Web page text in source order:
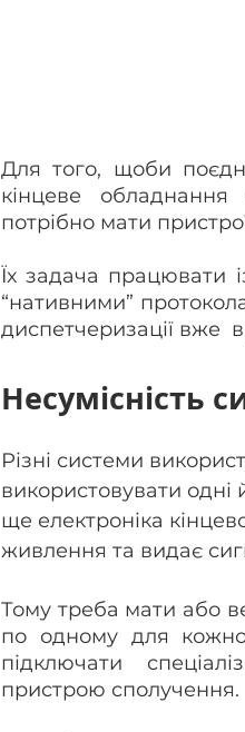
Для того, щоби
кінцеве обладнання
потрібно мати
Їх задача працювати
“нативними”
диспетчеризації вже
Несумісність
Різні системи
використовувати одні
ще електроніка
живлення та видає
Тому треба мати або
по одному для
підключати
пристрою сполучення.